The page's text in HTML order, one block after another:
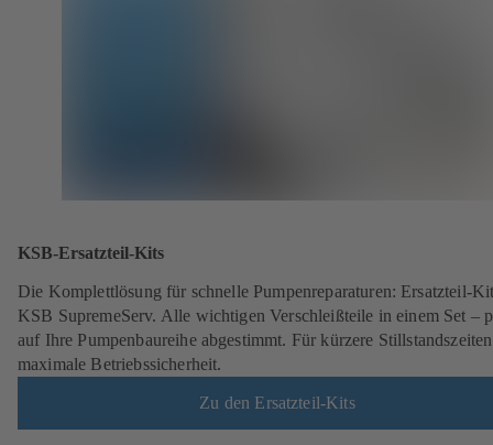
KSB-Ersatzteil-Kits
Die Komplettlösung für schnelle Pumpenreparaturen: Ersatzteil-
KSB SupremeServ. Alle wichtigen Verschleißteile in einem Set –
auf Ihre Pumpenbaureihe abgestimmt. Für kürzere
maximale Betriebssicherheit.
Zu den Ersatzteil-Kits